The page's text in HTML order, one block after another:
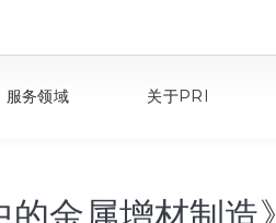
服务领域 关于PRI